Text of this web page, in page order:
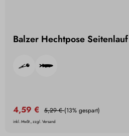
Balzer Hechtpose
4,59 € 5,29 €(13% gespart)
inkl. MwSt., zzgl. Versand